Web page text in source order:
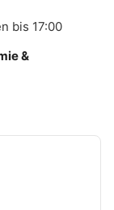
bis 17:00
&